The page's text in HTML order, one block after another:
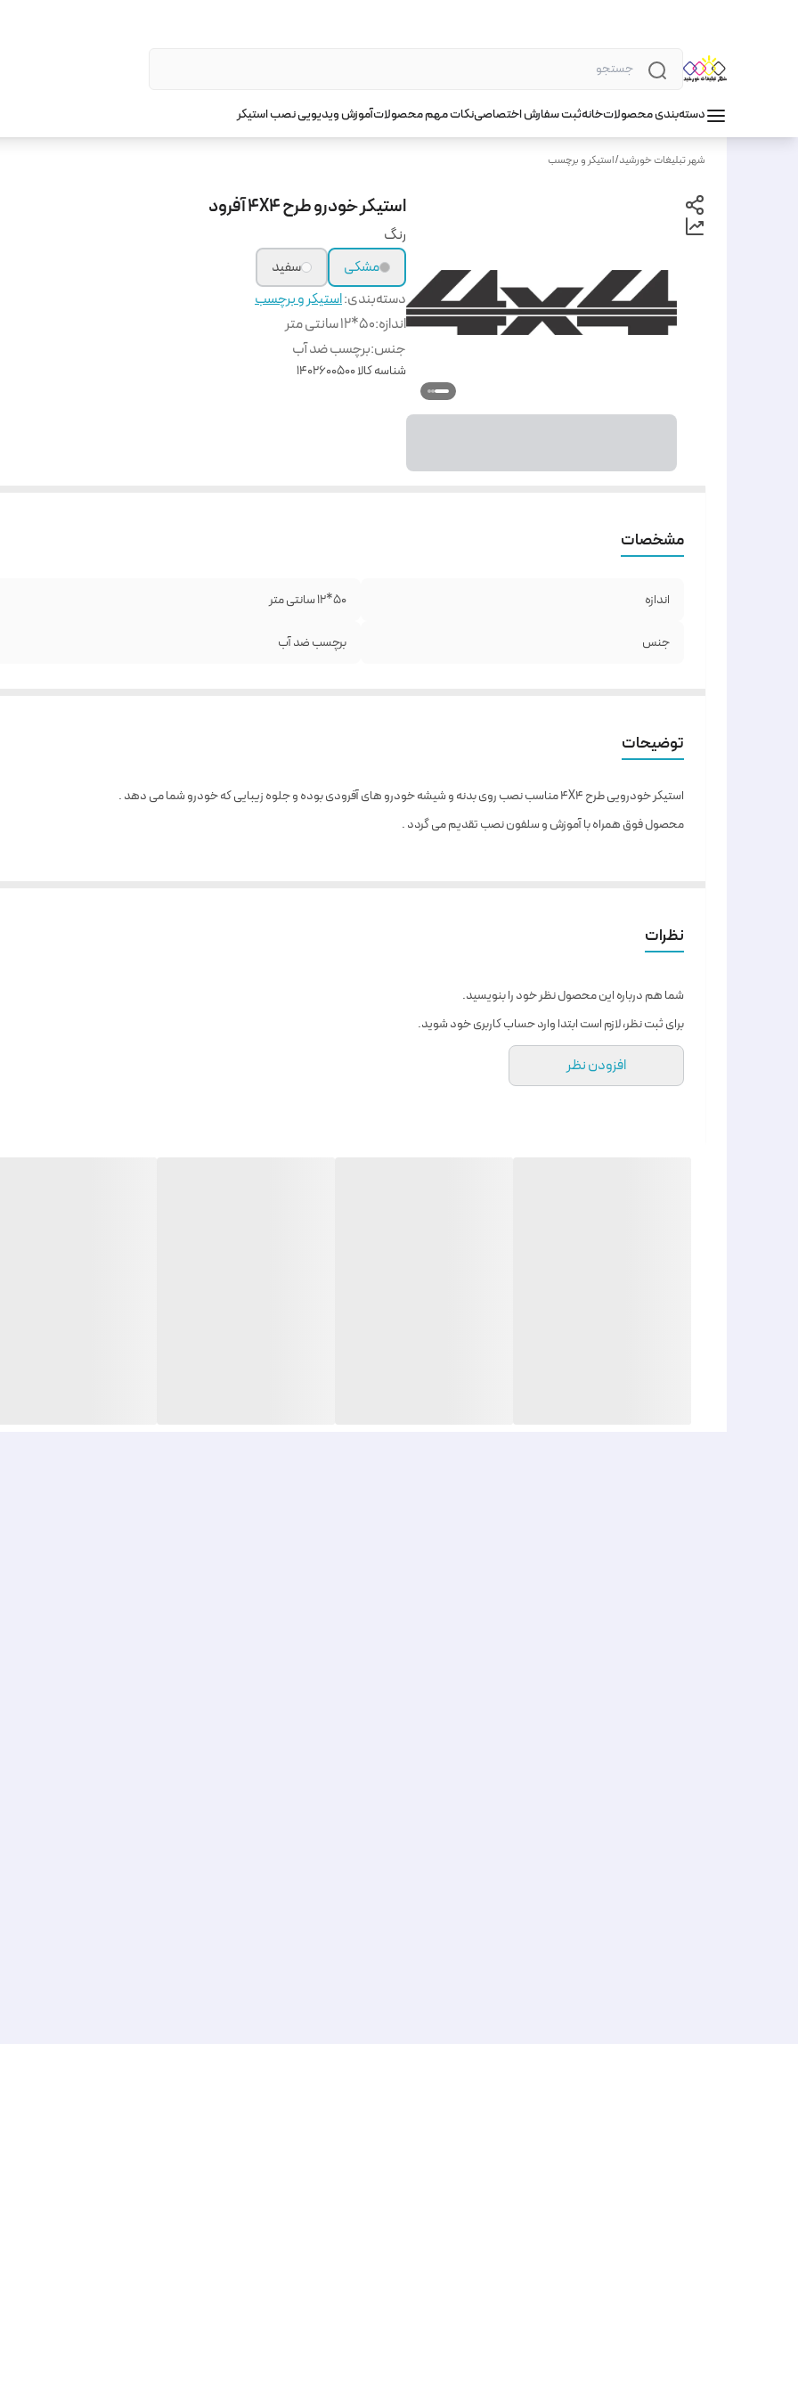
دسته‌بندی محصولاتخانهثبت سفارش اختصاصینکات مهم محصولاتآموزش ویدیویی نصب استیکر
شهر تبلیغات خورشید/استیکر و برچسب
استیکر خودرو طرح 4X4 آفرود
رنگ
مشکی
سفید
دسته‌بندی:استیکر و برچسب
اندازه:50*12 سانتی متر
جنس:برچسب ضد آب
شناسه کالا1402600500
مشخصات
اندازه 50*12 سانتی متر
جنس برچسب ضد آب
توضیحات
استیکر خودرویی طرح 4X4 مناسب نصب روی بدنه و شیشه خودرو های آفرودی بوده و جلوه زیبایی که خودرو شما می دهد .
محصول فوق همراه با آموزش و سلفون نصب تقدیم می گردد .
نظرات
شما هم درباره این محصول نظر خود را بنویسید.
برای ثبت نظر، لازم است ابتدا وارد حساب کاربری خود شوید.
افزودن نظر